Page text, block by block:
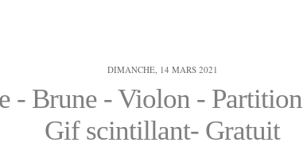
DIMANCHE, 14 MARS 2021
- Brune - Violon -
Gif scintillant- Gratuit